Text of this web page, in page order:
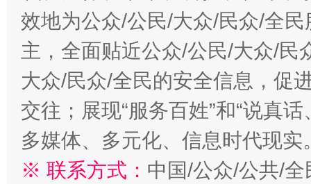
效地为公众/公民/大众/民众/全
主，全面贴近公众/公民/大众/民
大众/民众/全民的安全信息，促
交往；展现“服务百姓”和“说真
多媒体、多元化、信息时代现实
※ 联系方式： 中国/公众/公共/